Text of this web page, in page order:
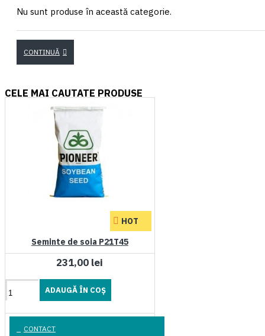
Nu sunt produse în această categorie.
CONTINUĂ
CELE MAI CAUTATE PRODUSE
HOT
Seminte de soia P21T45
231,00 lei
ADAUGĂ ÎN COŞ
CONTACT